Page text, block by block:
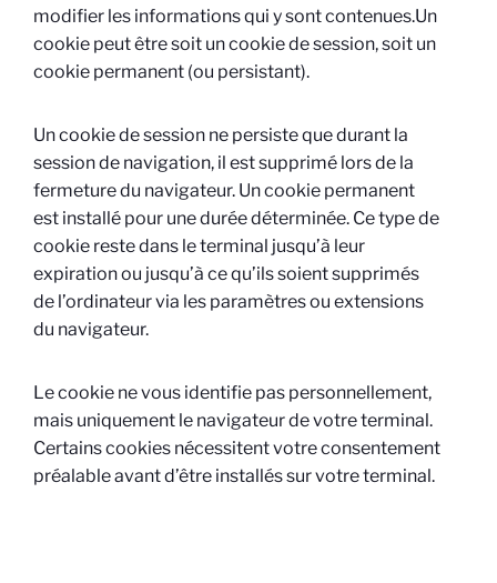
modifier les informations qui y sont contenues.Un
cookie peut être soit un cookie de session, soit un
cookie permanent (ou persistant).
Un cookie de session ne persiste que durant la
session de navigation, il est supprimé lors de la
fermeture du navigateur. Un cookie permanent
est installé pour une durée déterminée. Ce type de
cookie reste dans le terminal jusqu’à leur
expiration ou jusqu’à ce qu’ils soient supprimés
de l’ordinateur via les paramètres ou extensions
du navigateur.
Le cookie ne vous identifie pas personnellement,
mais uniquement le navigateur de votre terminal.
Certains cookies nécessitent votre consentement
préalable avant d’être installés sur votre terminal.